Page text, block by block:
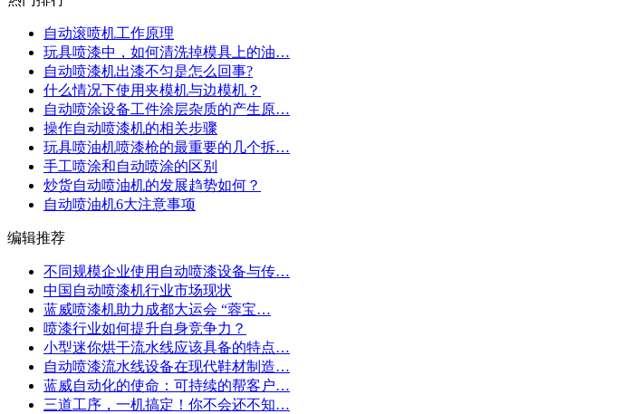
自动滚喷机工作原理
玩具喷漆中，如何清洗掉模具上的油…
自动喷漆机出漆不匀是怎么回事?
什么情况下使用夹模机与边模机？
自动喷涂设备工件涂层杂质的产生原…
操作自动喷漆机的相关步骤
玩具喷油机喷漆枪的最重要的几个拆…
手工喷涂和自动喷涂的区别
炒货自动喷油机的发展趋势如何？
自动喷油机6大注意事项
编辑推荐
不同规模企业使用自动喷漆设备与传…
中国自动喷漆机行业市场现状
蓝威喷漆机助力成都大运会 “蓉宝…
喷漆行业如何提升自身竞争力？
小型迷你烘干流水线应该具备的特点…
自动喷漆流水线设备在现代鞋材制造…
蓝威自动化的使命：可持续的帮客户…
三道工序，一机搞定！你不会还不知…